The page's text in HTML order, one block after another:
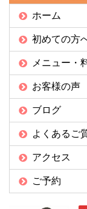
ホーム
初めての方
メニュー・
お客様の声
ブログ
よくあるご
アクセス
ご予約